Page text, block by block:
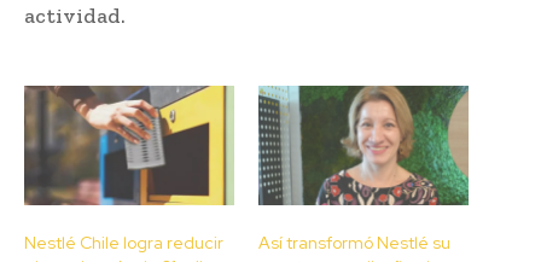
actividad.
Nestlé Chile logra reducir
Así transformó Nestlé su